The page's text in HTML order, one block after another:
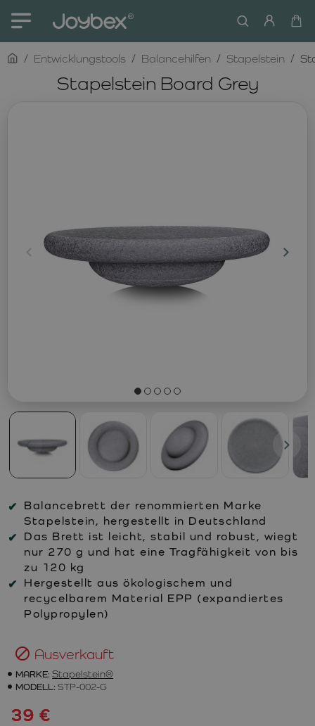
Stapelstein Board Grey
homeEntwicklungstools Balancehilfen Stapelstein
Balancebrett der renommierten Marke
Stapelstein, hergestellt in Deutschland
Das Brett ist leicht, stabil und robust, wiegt
nur 270 g und hat eine Tragfähigkeit von bis
zu 120 kg
Hergestellt aus ökologischem und
recycelbarem Material EPP (expandiertes
Polypropylen)
Ausverkauft
MARKE: Stapelstein®
MODELL: STP-002-G
39 €